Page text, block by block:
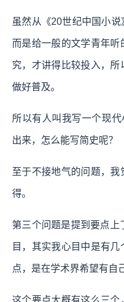
虽然从《20世纪中国小说
而是给一般的文学青年
究，才讲得比较投入，
做好普及。
所以有人叫我写一个现代
出来，怎么能写简史呢？
至于不接地气的问题，
得。
第三个问题是提到要点上
目，其实我心目中是有
点，是在学术界希望有自
这个要点大概有这么三个